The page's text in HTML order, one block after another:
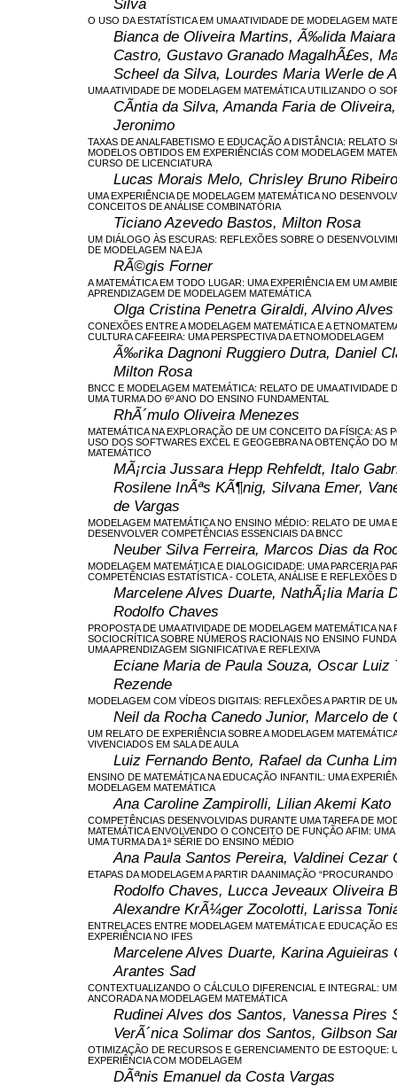
O USO DA ESTATÍSTICA EM UMA ATIVIDADE DE MODELAGEM
Bianca de Oliveira Martins, Ã‰lida Maiara
Castro, Gustavo Granado MagalhÃ£es,
Scheel da Silva, Lourdes Maria Werle de
UMA ATIVIDADE DE MODELAGEM MATEMÁTICA UTILIZANDO O
CÃ­ntia da Silva, Amanda Faria de
Jeronimo
TAXAS DE ANALFABETISMO E EDUCAÇÃO A DISTÂNCIA: RELATO
MODELOS OBTIDOS EM EXPERIÊNCIAS COM MODELAGEM
CURSO DE LICENCIATURA
Lucas Morais Melo, Chrisley Bruno
UMA EXPERIÊNCIA DE MODELAGEM MATEMÁTICA NO
CONCEITOS DE ANÁLISE COMBINATÓRIA
Ticiano Azevedo Bastos, Milton Rosa
UM DIÁLOGO ÀS ESCURAS: REFLEXÕES SOBRE O
DE MODELAGEM NA EJA
RÃ©gis Forner
A MATEMÁTICA EM TODO LUGAR: UMA EXPERIÊNCIA EM UM
APRENDIZAGEM DE MODELAGEM MATEMÁTICA
Olga Cristina Penetra Giraldi, Alvino
CONEXÕES ENTRE A MODELAGEM MATEMÁTICA E A
CULTURA CAFEEIRA: UMA PERSPECTIVA DA ETNOMODELAGEM
Ã‰rika Dagnoni Ruggiero Dutra, Daniel
Milton Rosa
BNCC E MODELAGEM MATEMÁTICA: RELATO DE UMA ATIVIDADE
UMA TURMA DO 6º ANO DO ENSINO FUNDAMENTAL
RhÃ´mulo Oliveira Menezes
MATEMÁTICA NA EXPLORAÇÃO DE UM CONCEITO DA FÍSICA: AS
USO DOS SOFTWARES EXCEL E GEOGEBRA NA OBTENÇÃO DO
MATEMÁTICO
MÃ¡rcia Jussara Hepp Rehfeldt, Italo
Rosilene InÃªs KÃ¶nig, Silvana Emer,
de Vargas
MODELAGEM MATEMÁTICA NO ENSINO MÉDIO: RELATO DE UMA
DESENVOLVER COMPETÊNCIAS ESSENCIAIS DA BNCC
Neuber Silva Ferreira, Marcos Dias da
MODELAGEM MATEMÁTICA E DIALOGICIDADE: UMA PARCERIA
COMPETÊNCIAS ESTATÍSTICA - COLETA, ANÁLISE E REFLEXÕES
Marcelene Alves Duarte, NathÃ¡lia Maria
Rodolfo Chaves
PROPOSTA DE UMA ATIVIDADE DE MODELAGEM MATEMÁTICA NA
SOCIOCRÍTICA SOBRE NÚMEROS RACIONAIS NO ENSINO
UMA APRENDIZAGEM SIGNIFICATIVA E REFLEXIVA
Eciane Maria de Paula Souza, Oscar Luiz
Rezende
MODELAGEM COM VÍDEOS DIGITAIS: REFLEXÕES A PARTIR DE
Neil da Rocha Canedo Junior, Marcelo de
UM RELATO DE EXPERIÊNCIA SOBRE A MODELAGEM
VIVENCIADOS EM SALA DE AULA
Luiz Fernando Bento, Rafael da Cunha
ENSINO DE MATEMÁTICA NA EDUCAÇÃO INFANTIL: UMA
MODELAGEM MATEMÁTICA
Ana Caroline Zampirolli, Lilian Akemi Kato
COMPETÊNCIAS DESENVOLVIDAS DURANTE UMA TAREFA DE
MATEMÁTICA ENVOLVENDO O CONCEITO DE FUNÇÃO AFIM: UMA
UMA TURMA DA 1ª SÉRIE DO ENSINO MÉDIO
Ana Paula Santos Pereira, Valdinei Cezar
ETAPAS DA MODELAGEM A PARTIR DA ANIMAÇÃO “PROCURANDO
Rodolfo Chaves, Lucca Jeveaux Oliveira
Alexandre KrÃ¼ger Zocolotti, Larissa
ENTRELACES ENTRE MODELAGEM MATEMÁTICA E EDUCAÇÃO
EXPERIÊNCIA NO IFES
Marcelene Alves Duarte, Karina Aguieiras
Arantes Sad
CONTEXTUALIZANDO O CÁLCULO DIFERENCIAL E INTEGRAL:
ANCORADA NA MODELAGEM MATEMÁTICA
Rudinei Alves dos Santos, Vanessa Pires
VerÃ´nica Solimar dos Santos, Gilbson
OTIMIZAÇÃO DE RECURSOS E GERENCIAMENTO DE ESTOQUE:
EXPERIÊNCIA COM MODELAGEM
DÃªnis Emanuel da Costa Vargas